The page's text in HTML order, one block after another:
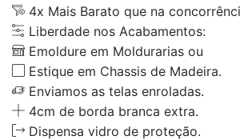
4x Mais Barato que na
Liberdade nos Acabamentos:
Emoldure em Moldurarias ou
Estique em Chassis de Madeira.
Enviamos as telas enroladas.
4cm de borda branca extra.
Dispensa vidro de proteção.